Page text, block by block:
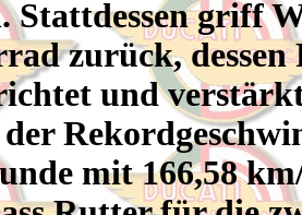
Stattdessen griff
zurück,
und
mit 166,58